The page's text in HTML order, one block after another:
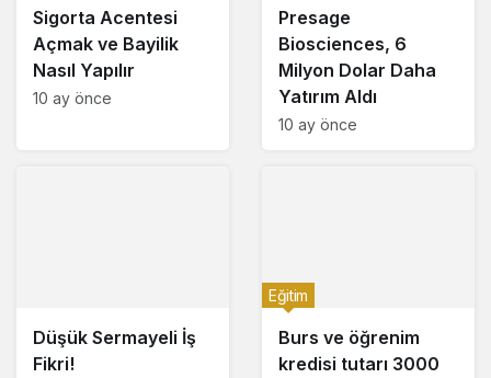
Sigorta Acentesi
Açmak ve Bayilik
Nasıl Yapılır
10 ay önce
Presage
Biosciences, 6
Milyon Dolar Daha
Yatırım Aldı
10 ay önce
Düşük Sermayeli İş
Fikri!
Burs ve öğrenim
kredisi tutarı 3000
Eğitim